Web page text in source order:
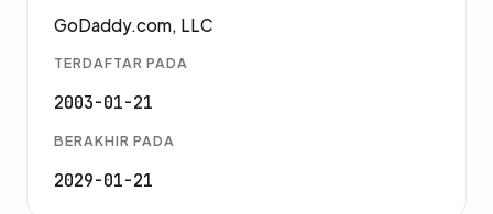
GoDaddy.com, LLC
TERDAFTAR PADA
2003-01-21
BERAKHIR PADA
2029-01-21